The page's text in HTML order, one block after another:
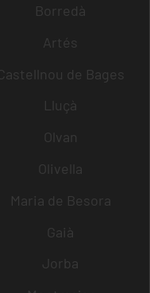
Borredà
Artés
Castellnou de Bages
Lluçà
Olvan
Olivella
Maria de Besora
Gaià
Jorba